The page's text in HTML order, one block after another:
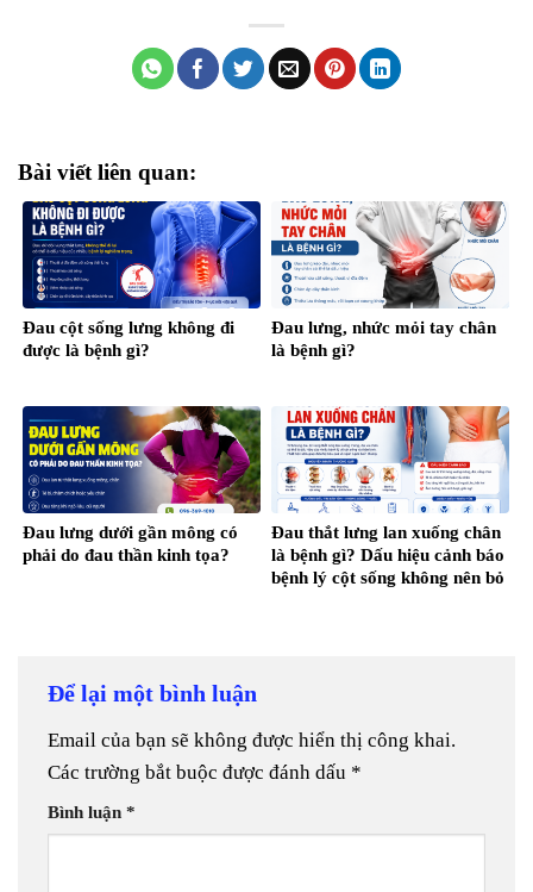
Bài viết liên quan:
Đau cột sống lưng không đi
được là bệnh gì?
Đau lưng, nhức mỏi tay chân
là bệnh gì?
Đau lưng dưới gần mông có
phải do đau thần kinh tọa?
Đau thắt lưng lan xuống chân
là bệnh gì? Dấu hiệu cảnh báo
bệnh lý cột sống không nên bỏ
Để lại một bình luận
Email của bạn sẽ không được hiển thị công khai.
Các trường bắt buộc được đánh dấu *
Bình luận *